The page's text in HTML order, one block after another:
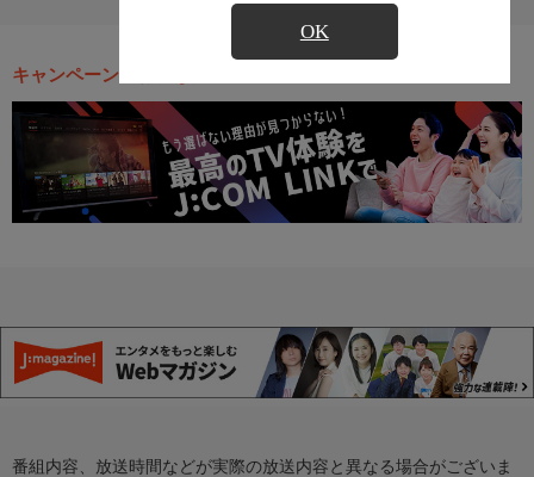
OK
キャンペーン・お得な情報
番組内容、放送時間などが実際の放送内容と異なる場合がございま